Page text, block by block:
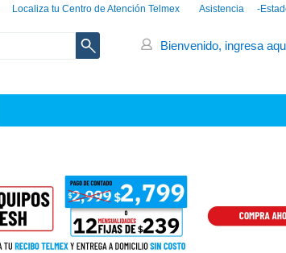
Asistencia
Localiza tu Centro de Atención Telmex
Bienvenido, ingresa